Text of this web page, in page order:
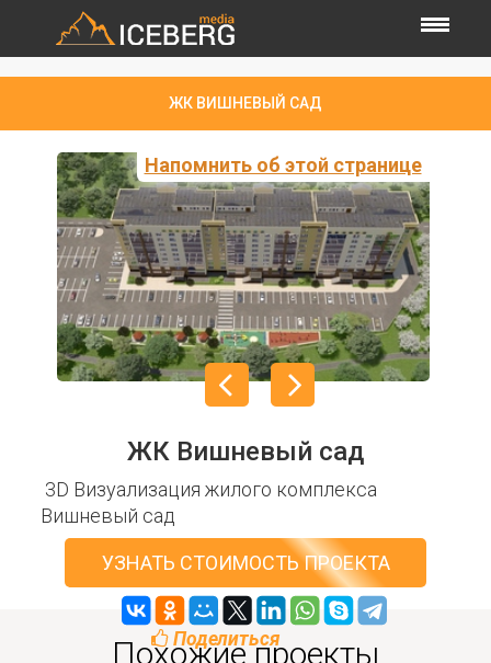
ЖК ВИШНЕВЫЙ САД
Напомнить об этой странице
ЖК Вишневый сад
3D Визуализация жилого комплекса
Вишневый сад
УЗНАТЬ СТОИМОСТЬ ПРОЕКТА
Похожие проекты
Поделиться